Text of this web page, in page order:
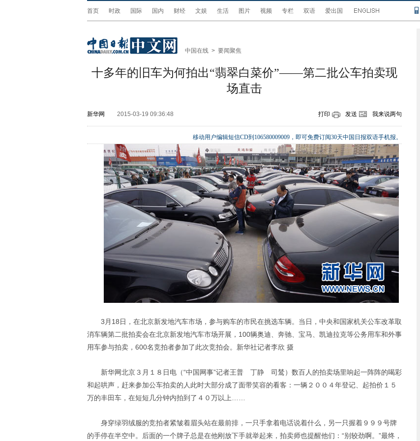
首页 时政 国际 国内 财经 文娱 生活 图片 视频 专栏 双语 爱出国
中国在线 > 要闻聚焦
十多年的旧车为何拍出“翡翠白菜价”——第二批公车拍卖现
场直击
新华网 2015-03-19 09:36:48 打印 发送 我来说两句
移动用户编辑短信CD到106580009009，即可免费订阅30天中国日报双语手机报。
3月18日，在北京新发地汽车市场，参与购车的市民在挑选车辆。当日，中央和国家机关公车改革取
消车辆第二批拍卖会在北京新发地汽车市场开展，100辆奥迪、奔驰、宝马、凯迪拉克等公务用车和外事
用车参与拍卖，600名竞拍者参加了此次竞拍会。新华社记者李欣 摄
新华网北京３月１８日电（“中国网事”记者王普 丁静 司鸶）数百人的拍卖场里响起一阵阵的喝彩
和起哄声，赶来参加公车拍卖的人此时大部分成了面带笑容的看客：一辆２００４年登记、起拍价１５
万的丰田车，在短短几分钟内拍到了４０万以上……
身穿绿羽绒服的竞拍者紧皱着眉头站在最前排，一只手拿着电话说着什么，另一只握着９９９号牌
的手停在半空中。后面的一个牌子总是在他刚放下手就举起来，拍卖师也提醒他们：“别较劲啊。”最终，